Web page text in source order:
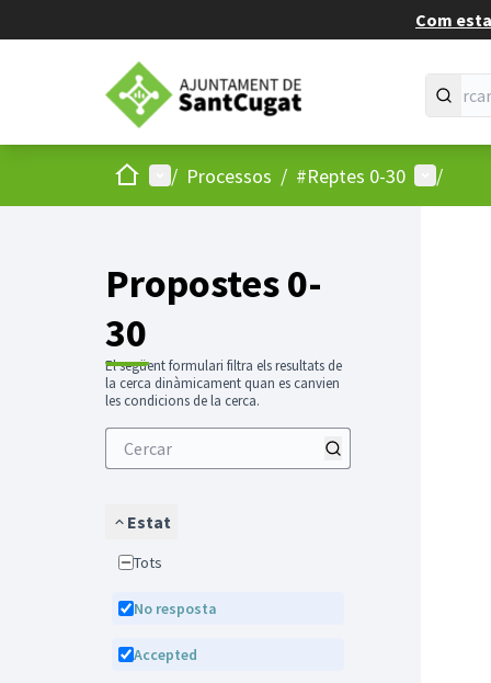
Com
Inici Menú principal
/ Processos / #Reptes 0-30 Menú
/
Propostes 0-
30
El següent formulari filtra els resultats de
la cerca dinàmicament quan es canvien
les condicions de la cerca.
Estat
Tots
No resposta
Accepted